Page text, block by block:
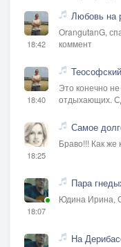
18:42
Любовь на
OrangutanG,
коммент
18:40
Это конечно
отдыхающих.
18:25
Самое
Браво!!! Как же
18:07
Пара
Юдина Ирина,
На